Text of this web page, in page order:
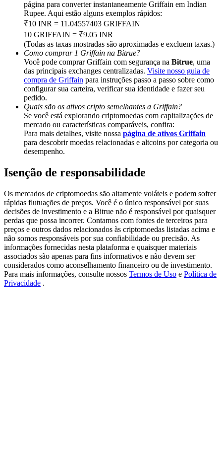
Share 500000 CASHCAT prize pool
Exclusive for BitMart Users
Register & Trade to Win 500,000 USDT
Precious Metals Trading Carnival
Trade Gold & Silver · 33,333 USDT Bonus
New Listing Futures Fest
Trade New Futures, Win 200,000 USDT
Crypto World Cup 2026: Grand Finale
página para converter instantaneamente Griffain em Indian
Rupee. Aqui estão alguns exemplos rápidos:
₹10 INR = 11.04557403 GRIFFAIN
10 GRIFFAIN = ₹9.05 INR
(Todas as taxas mostradas são aproximadas e excluem taxas.)
Como comprar 1 Griffain na Bitrue?
Você pode comprar Griffain com segurança na Bitrue, uma
das principais exchanges centralizadas. Visite nosso guia de
compra de Griffain para instruções passo a passo sobre como
configurar sua carteira, verificar sua identidade e fazer seu
pedido.
Quais são os ativos cripto semelhantes a Griffain?
Se você está explorando criptomoedas com capitalizações de
mercado ou características comparáveis, confira:
Para mais detalhes, visite nossa página de ativos Griffain
para descobrir moedas relacionadas e altcoins por categoria ou
desempenho.
Isenção de responsabilidade
Os mercados de criptomoedas são altamente voláteis e podem sofrer
rápidas flutuações de preços. Você é o único responsável por suas
decisões de investimento e a Bitrue não é responsável por quaisquer
perdas que possa incorrer. Contamos com fontes de terceiros para
preços e outros dados relacionados às criptomoedas listadas acima e
não somos responsáveis por sua confiabilidade ou precisão. As
informações fornecidas nesta plataforma e quaisquer materiais
associados são apenas para fins informativos e não devem ser
considerados como aconselhamento financeiro ou de investimento.
Para mais informações, consulte nossos Termos de Uso e Política de
Privacidade .